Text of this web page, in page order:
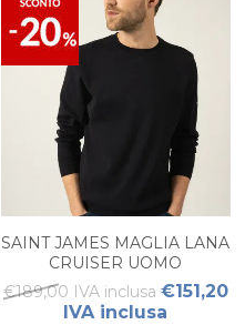
SAINT JAMES MAGLIA LANA
CRUISER UOMO
€189,00 IVA inclusa €151,20
IVA inclusa